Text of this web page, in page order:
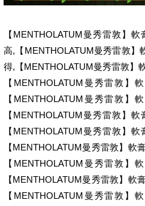
【MENTHOLATUM曼秀雷敦】
高,【MENTHOLATUM曼秀雷敦】
得,【MENTHOLATUM曼秀雷敦】
【MENTHOLATUM曼秀雷敦】
【MENTHOLATUM曼秀雷敦】
【MENTHOLATUM曼秀雷敦】
【MENTHOLATUM曼秀雷敦】
【MENTHOLATUM曼秀雷敦】軟
【MENTHOLATUM曼秀雷敦】
【MENTHOLATUM曼秀雷敦】軟
【MENTHOLATUM曼秀雷敦】